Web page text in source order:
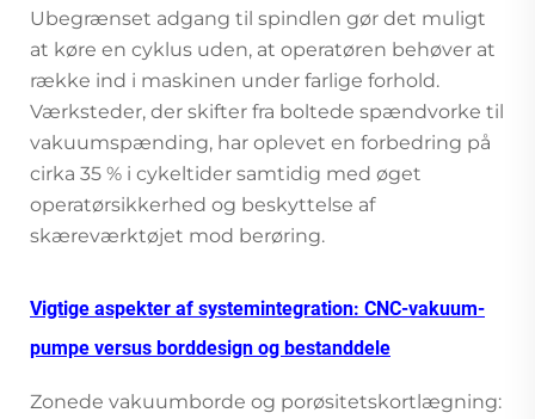
Ubegrænset adgang til spindlen gør det muligt
at køre en cyklus uden, at operatøren behøver at
række ind i maskinen under farlige forhold.
Værksteder, der skifter fra boltede spændvorke til
vakuumspænding, har oplevet en forbedring på
cirka 35 % i cykeltider samtidig med øget
operatørsikkerhed og beskyttelse af
skæreværktøjet mod berøring.
Vigtige aspekter af systemintegration: CNC-vakuum-
pumpe versus borddesign og bestanddele
Zonede vakuumborde og porøsitetskortlægning: